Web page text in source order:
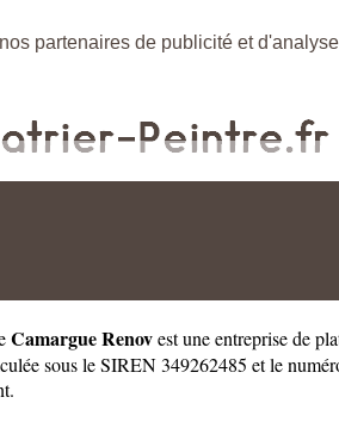
partenaires de publicité et
Camargue Renovest uneentreprise de
sous le SIREN 349262485 et le